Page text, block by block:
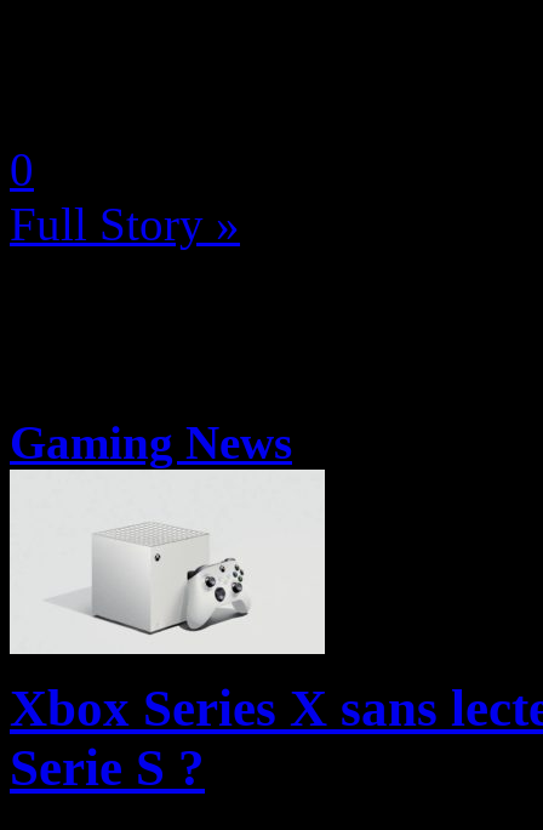
0
Full Story »
Gaming News
Xbox Series X sans
Serie S ?